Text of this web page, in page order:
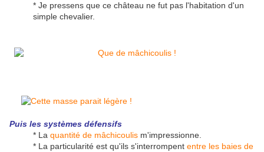
* Je pressens que ce château ne fut pas l'habitation d'un
simple chevalier.
Puis les systèmes défensifs
* La quantité de mâchicoulis m'impressionne.
* La particularité est qu'ils s'interrompent entre les baies de